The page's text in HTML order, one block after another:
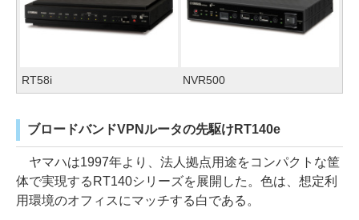
RT58i NVR500
ブロードバンドVPNルータの先駆けRT140e
ヤマハは1997年より、法人拠点用途をコンパクトな筐
体で実現するRT140シリーズを展開した。色は、想定利
用環境のオフィスにマッチする白である。